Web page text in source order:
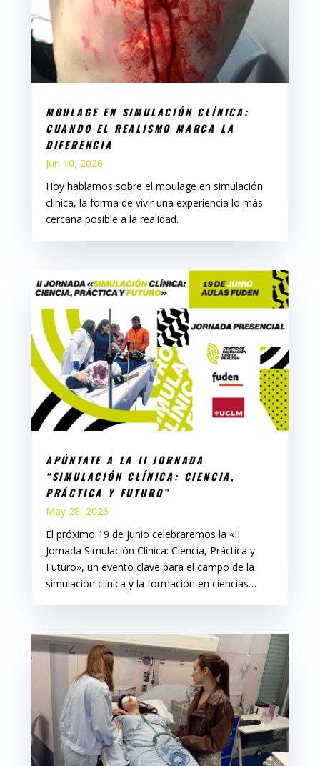
MOULAGE EN SIMULACIÓN CLÍNICA:
CUANDO EL REALISMO MARCA LA
DIFERENCIA
Jun 10, 2026
Hoy hablamos sobre el moulage en simulación
clínica, la forma de vivir una experiencia lo más
cercana posible a la realidad.
APÚNTATE A LA II JORNADA
“SIMULACIÓN CLÍNICA: CIENCIA,
PRÁCTICA Y FUTURO”
May 28, 2026
El próximo 19 de junio celebraremos la «II
Jornada Simulación Clínica: Ciencia, Práctica y
Futuro», un evento clave para el campo de la
simulación clínica y la formación en ciencias…